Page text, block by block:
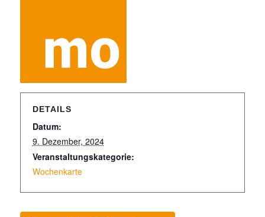
DETAILS
Datum:
9. Dezember, 2024
Veranstaltungskategorie:
Wochenkarte